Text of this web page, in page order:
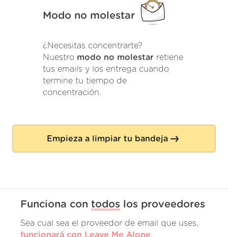
Modo no molestar
¿Necesitas concentrarte?
Nuestro modo no molestar retiene
tus emails y los entrega cuando
termine tu tiempo de
concentración.
Empieza a limpiar tu bandeja
Funciona con todos los proveedores
Sea cual sea el proveedor de email que uses,
funcionará con Leave Me Alone.